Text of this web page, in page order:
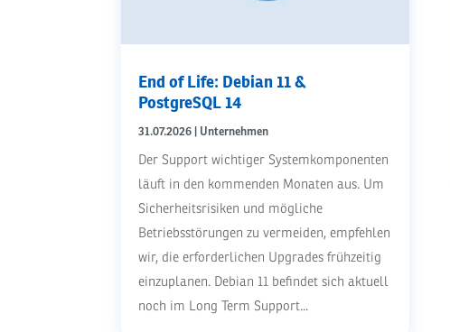
End of Life: Debian 11 &
PostgreSQL 14
31.07.2026 Unternehmen
Der Support wichtiger Systemkomponenten
läuft in den kommenden Monaten aus. Um
Sicherheitsrisiken und mögliche
Betriebsstörungen zu vermeiden, empfehlen
wir, die erforderlichen Upgrades frühzeitig
einzuplanen. Debian 11 befindet sich aktuell
noch im Long Term Support...